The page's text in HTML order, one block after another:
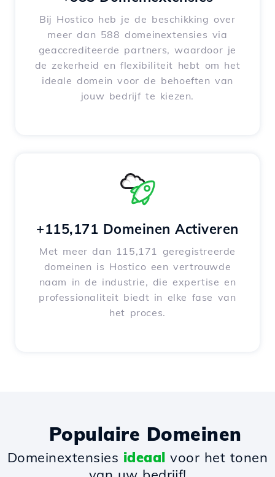
Bij Hostico heb je de beschikking over
meer dan 588 domeinextensies via
geaccrediteerde partners, waardoor je
de zekerheid en flexibiliteit hebt om het
ideale domein voor de behoeften van
jouw bedrijf te kiezen.
+115,171 Domeinen Activeren
Met meer dan 115,171 geregistreerde
domeinen is Hostico een vertrouwde
naam in de industrie, die expertise en
professionaliteit biedt in elke fase van
het proces.
Populaire Domeinen
Domeinextensies ideaal voor het tonen